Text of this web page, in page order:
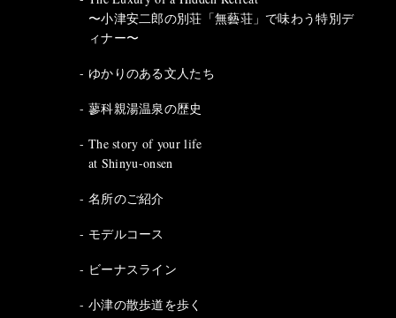
〜小津安二郎の別荘「無藝荘」で味わう特別デ
ィナー〜
ゆかりのある文人たち
蓼科親湯温泉の歴史
The story of your life
at Shinyu-onsen
名所のご紹介
モデルコース
ビーナスライン
小津の散歩道を歩く